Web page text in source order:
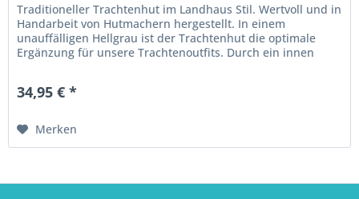
Traditioneller Trachtenhut im Landhaus Stil. Wertvoll und in
Handarbeit von Hutmachern hergestellt. In einem
unauffälligen Hellgrau ist der Trachtenhut die optimale
Ergänzung für unsere Trachtenoutfits. Durch ein innen
34,95 € *
Merken